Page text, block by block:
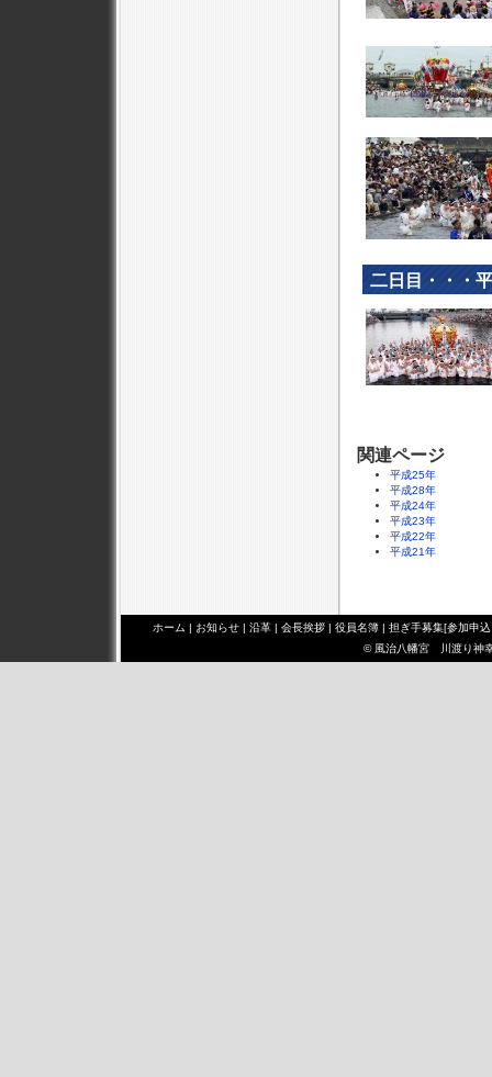
二日目・・・
関連ページ
平成25年
平成28年
平成24年
平成23年
平成22年
平成21年
ホーム | お知らせ | 沿革 | 会長挨拶 | 役員名簿 | 担ぎ手募集[参加申
© 風治八幡宮 川渡り神